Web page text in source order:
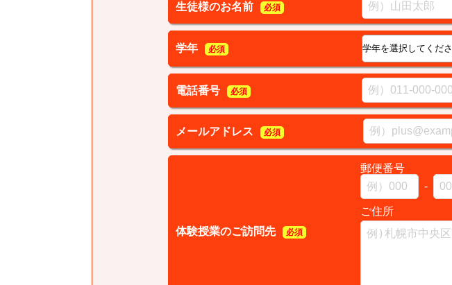
生徒様のお名前 必須
学年 必須
電話番号 必須
メールアドレス 必須
体験授業のご訪問先 必須
郵便番号
-
ご住所